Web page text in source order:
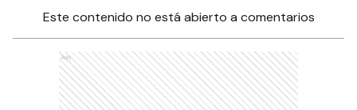
Este contenido no está abierto a comentarios
Ads